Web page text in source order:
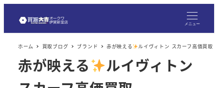
メニュー
ホーム 買取ブログ ブランド 赤が映える ルイヴィトン スカーフ高価買取
赤が映える
ルイヴィトン